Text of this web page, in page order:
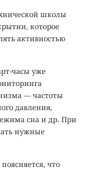
школы
которое
активностью
часы уже
— частоты
давления,
сна и др. При
нужные
что